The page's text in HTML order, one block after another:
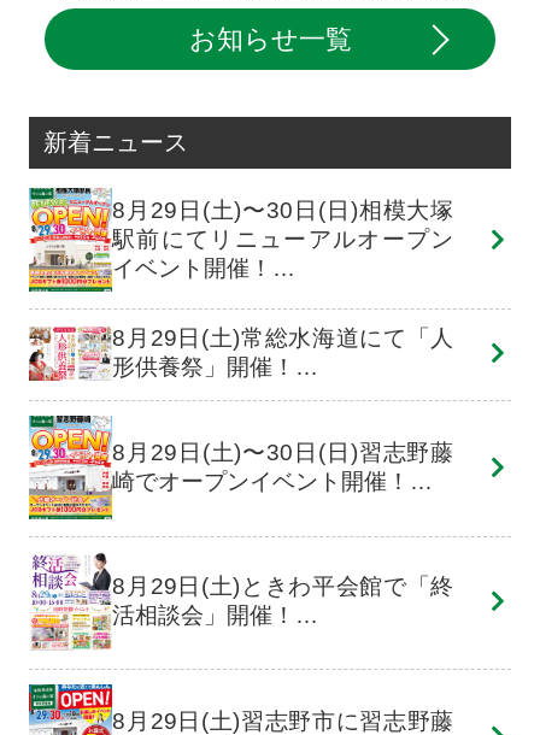
お知らせ一覧
新着ニュース
8月29日(土)〜30日(日)相模大塚
駅前にてリニューアルオープン
イベント開催！…
8月29日(土)常総水海道にて「人
形供養祭」開催！…
8月29日(土)〜30日(日)習志野藤
崎でオープンイベント開催！…
8月29日(土)ときわ平会館で「終
活相談会」開催！…
8月29日(土)習志野市に習志野藤